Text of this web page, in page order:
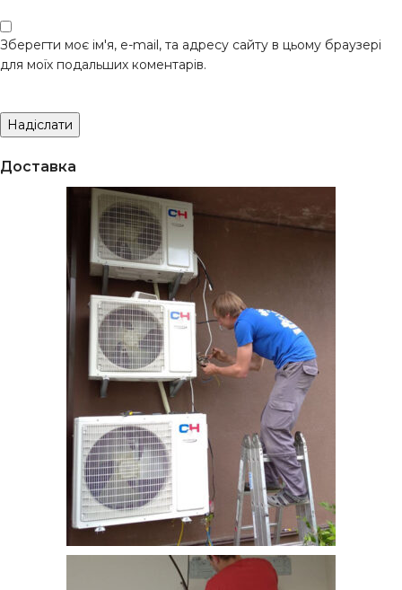
Зберегти моє ім'я, e-mail, та адресу сайту в цьому браузері
для моїх подальших коментарів.
Доставка